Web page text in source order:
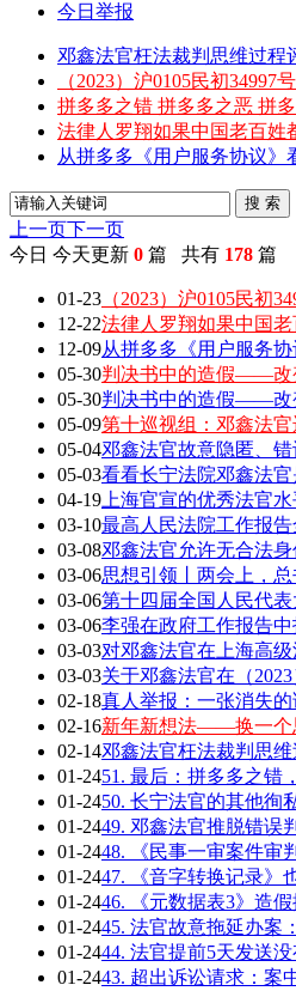
今日举报
邓鑫法官枉法裁判思维过程
（2023）沪0105民初34997
拼多多之错 拼多多之恶 拼
法律人罗翔如果中国老百姓
从拼多多《用户服务协议
搜 索
上一页下一页
今日 今天更新 0 篇 共有 178 篇
01-23 （2023）沪0105民初
12-22法律人罗翔如果中国
12-09从拼多多《用户服务
05-30判决书中的造假——改
05-30判决书中的造假——改
05-09第十巡视组：邓鑫法
05-04邓鑫法官故意隐匿、
05-03看看长宁法院邓鑫法
04-19 上海官宣的优秀法官
03-10最高人民法院工作报
03-08邓鑫法官允许无合法
03-06思想引领丨两会上，
03-06第十四届全国人民代
03-06李强在政府工作报告
03-03对邓鑫法官在上海高
03-03关于邓鑫法官在（
02-18真人举报：一张消失
02-16新年新想法——换一个
02-14邓鑫法官枉法裁判思
01-2451. 最后：拼多多之错
01-2450. 长宁法官的其他徇
01-2449. 邓鑫法官推脱错误
01-2448. 《民事一审案件审
01-2447. 《音字转换记录》
01-2446. 《元数据表3》造
01-2445. 法官故意拖延办案
01-2444. 法官提前5天发送
01-2443. 超出诉讼请求：案